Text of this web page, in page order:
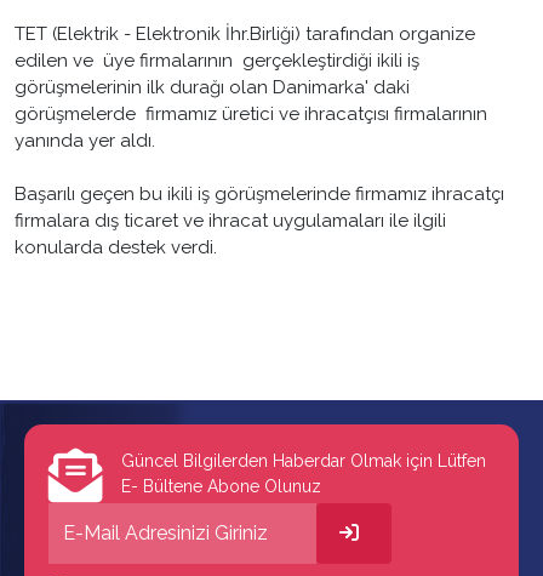
TET (Elektrik - Elektronik İhr.Birliği) tarafından organize
edilen ve üye firmalarının gerçekleştirdiği ikili iş
görüşmelerinin ilk durağı olan Danimarka' daki
görüşmelerde firmamız üretici ve ihracatçısı firmalarının
yanında yer aldı.
Başarılı geçen bu ikili iş görüşmelerinde firmamız ihracatçı
firmalara dış ticaret ve ihracat uygulamaları ile ilgili
konularda destek verdi.
Güncel Bilgilerden Haberdar Olmak için Lütfen
E- Bültene Abone Olunuz